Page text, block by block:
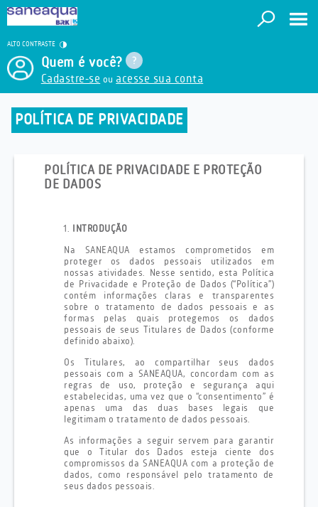
ALTO CONTRASTE
Quem é você?
Cadastre-se ou acesse sua conta
POLÍTICA DE PRIVACIDADE
POLÍTICA DE PRIVACIDADE E PROTEÇÃO
DE DADOS
INTRODUÇÃO
Na SANEAQUA estamos comprometidos em
proteger os dados pessoais utilizados em
nossas atividades. Nesse sentido, esta Política
de Privacidade e Proteção de Dados (“Política”)
contém informações claras e transparentes
sobre o tratamento de dados pessoais e as
formas pelas quais protegemos os dados
pessoais de seus Titulares de Dados (conforme
definido abaixo).
Os Titulares, ao compartilhar seus dados
pessoais com a SANEAQUA, concordam com as
regras de uso, proteção e segurança aqui
estabelecidas, uma vez que o “consentimento” é
apenas uma das duas bases legais que
legitimam o tratamento de dados pessoais.
As informações a seguir servem para garantir
que o Titular dos Dados esteja ciente dos
compromissos da SANEAQUA com a proteção de
dados, como responsável pelo tratamento de
seus dados pessoais.